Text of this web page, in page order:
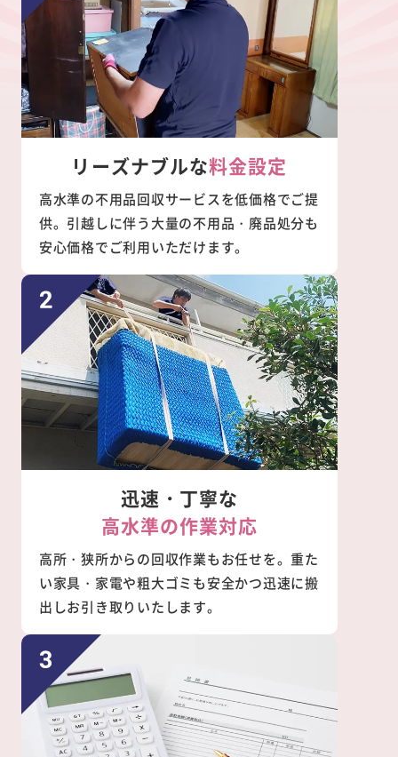
リーズナブルな料金設定
高水準の不用品回収サービスを低価格でご提
供。引越しに伴う大量の不用品・廃品処分も
安心価格でご利用いただけます。
迅速・丁寧な
高水準の作業対応
高所・狭所からの回収作業もお任せを。重た
い家具・家電や粗大ゴミも安全かつ迅速に搬
出しお引き取りいたします。